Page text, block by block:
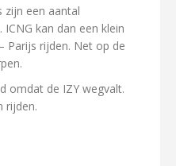
zijn een aantal
kan dan een klein
Parijs rijden. Net op de
omdat de IZY wegvalt.
rijden.